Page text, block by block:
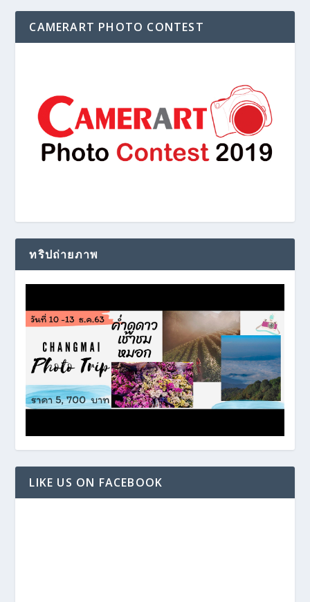
CAMERART PHOTO CONTEST
ทริปถ่ายภาพ
LIKE US ON FACEBOOK